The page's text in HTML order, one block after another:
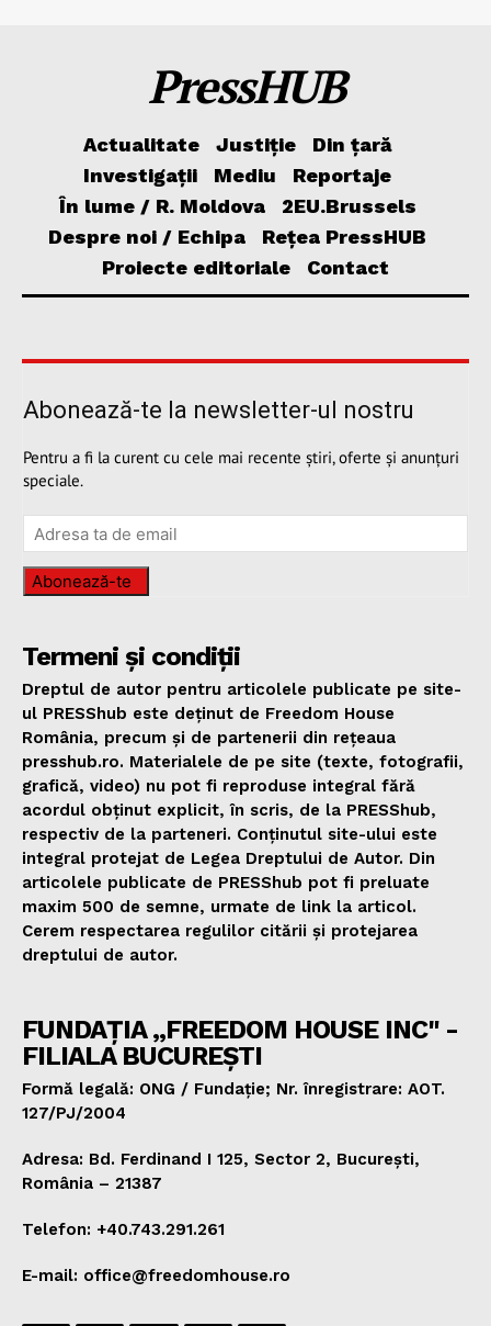
PressHUB
Actualitate Justiție
Din țară
Investigații
Mediu
Reportaje
În lume / R. Moldova
2EU.Brussels
Despre noi / Echipa
Rețea PressHUB
Proiecte editoriale
Contact
Abonează-te la newsletter-ul nostru
Pentru a fi la curent cu cele mai recente știri, oferte și anunțuri
speciale.
Abonează-te
Termeni și condiții
Dreptul de autor pentru articolele publicate pe site-
ul PRESShub este deținut de Freedom House
România, precum și de partenerii din rețeaua
presshub.ro. Materialele de pe site (texte, fotografii,
grafică, video) nu pot fi reproduse integral fără
acordul obținut explicit, în scris, de la PRESShub,
respectiv de la parteneri. Conținutul site-ului este
integral protejat de Legea Dreptului de Autor. Din
articolele publicate de PRESShub pot fi preluate
maxim 500 de semne, urmate de link la articol.
Cerem respectarea regulilor citării și protejarea
dreptului de autor.
FUNDAȚIA „FREEDOM HOUSE INC" -
FILIALA BUCUREȘTI
Formă legală: ONG / Fundație; Nr. înregistrare: AOT.
127/PJ/2004
Adresa: Bd. Ferdinand I 125, Sector 2, București,
România – 21387
Telefon: +40.743.291.261
E-mail: office@freedomhouse.ro